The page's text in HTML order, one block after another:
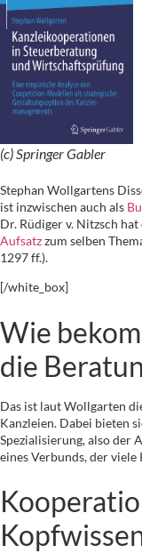
(c) Springer Gabler
Stephan Wollgartens
ist inzwischen auch als
Dr. Rüdiger v. Nitzsch
Aufsatzzum selben
1297 ff.).
[/white_box]
Wie
die
Das ist laut Wollgarten
Kanzleien. Dabei bieten
Spezialisierung, also der
eines Verbunds, der